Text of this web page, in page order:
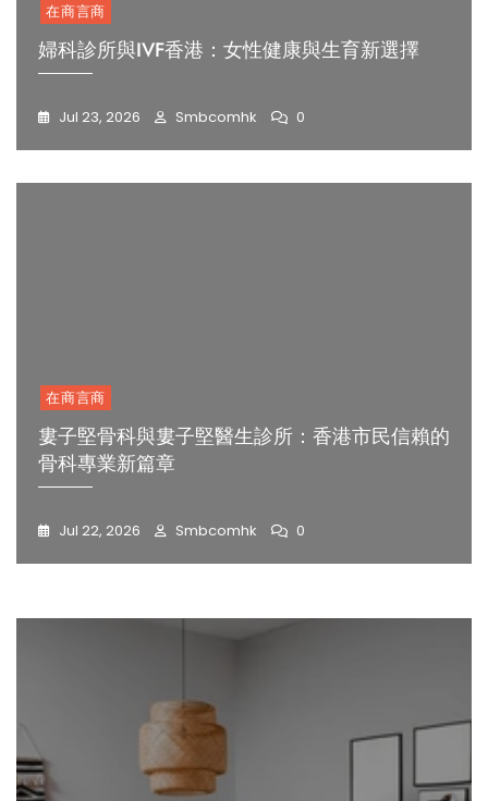
在商言商
婦科診所與IVF香港：女性健康與生育新選擇
Jul 23, 2026 Smbcomhk 0
在商言商
婁子堅骨科與婁子堅醫生診所：香港市民信賴的
骨科專業新篇章
Jul 22, 2026 Smbcomhk 0